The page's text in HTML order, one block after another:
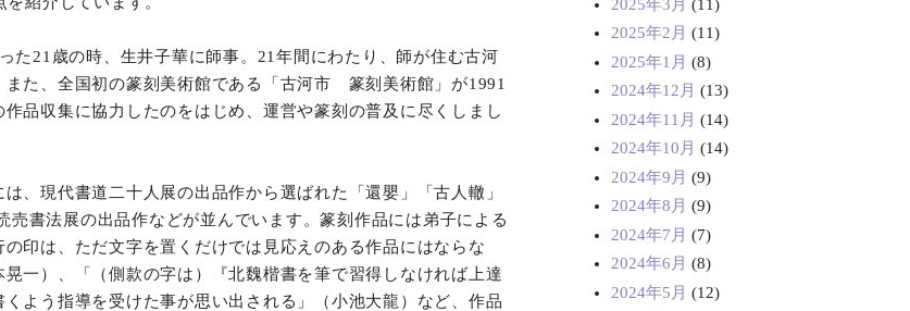
た21歳の時、生井子華に師事。21年間にわたり、師が住む古河
また、全国初の篆刻美術館である「古河市 篆刻美術館」が1991
品収集に協力したのをはじめ、運営や篆刻の普及に尽くしまし
、現代書道二十人展の出品作から選ばれた「還嬰」「古人轍」
売書法展の出品作などが並んでいます。篆刻作品には弟子による
印は、ただ文字を置くだけでは見応えのある作品にはならな
一）、「（側款の字は）『北魏楷書を筆で習得しなければ上達
よう指導を受けた事が思い出される」（小池大龍）など、作品
2025年3月 (11)
2025年2月 (11)
2025年1月 (8)
2024年12月 (13)
2024年11月 (14)
2024年10月 (14)
2024年9月 (9)
2024年8月 (9)
2024年7月 (7)
2024年6月 (8)
2024年5月 (12)